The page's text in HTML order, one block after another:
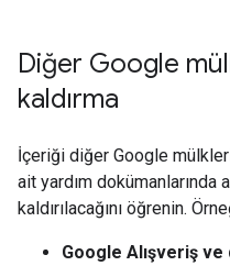
Diğer Google
kaldırma
İçeriği diğer Google
ait yardım dokümanlarında
kaldırılacağını öğrenin.
Google Alışveriş ve